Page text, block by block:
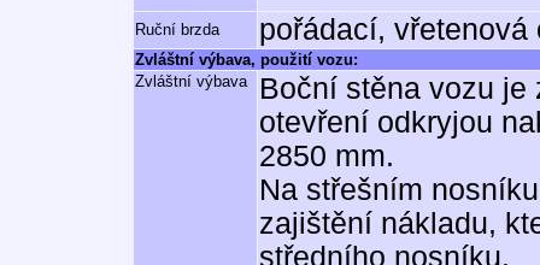
Ruční brzda pořádací,
Zvláštní výbava, použití vozu:
Zvláštní výbava
Boční stěna vozu je
otevření odkryjou
2850 mm.
Na střešním
zajištění nákladu,
středního nosníku.